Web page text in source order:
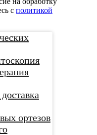
c политикой
ортезов